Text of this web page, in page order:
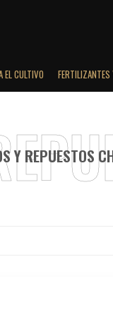
EL CULTIVO
Y REPUESTOS